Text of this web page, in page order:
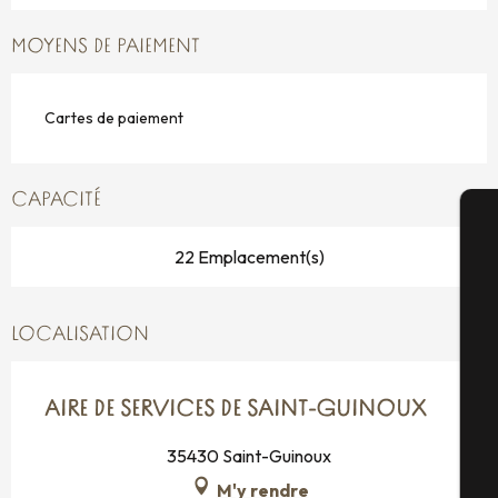
MOYENS DE PAIEMENT
Cartes de paiement
CAPACITÉ
22 Emplacement(s)
LOCALISATION
AIRE DE SERVICES DE SAINT-GUINOUX
35430 Saint-Guinoux
M'y rendre